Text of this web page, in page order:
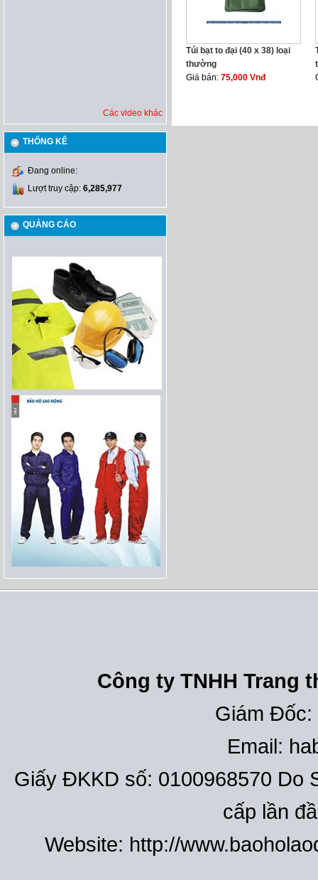
Các video khác
THỐNG KÊ
Đang online:
Lượt truy cập: 6,285,977
QUẢNG CÁO
Túi bạt to đại (40 x 38) loại
thường
Giá bán: 75,000 Vnđ
Công ty TNHH Trang
Giám Đốc:
Email:
Giấy ĐKKD số: 0100968570 Do
cấp lần
Website: http://